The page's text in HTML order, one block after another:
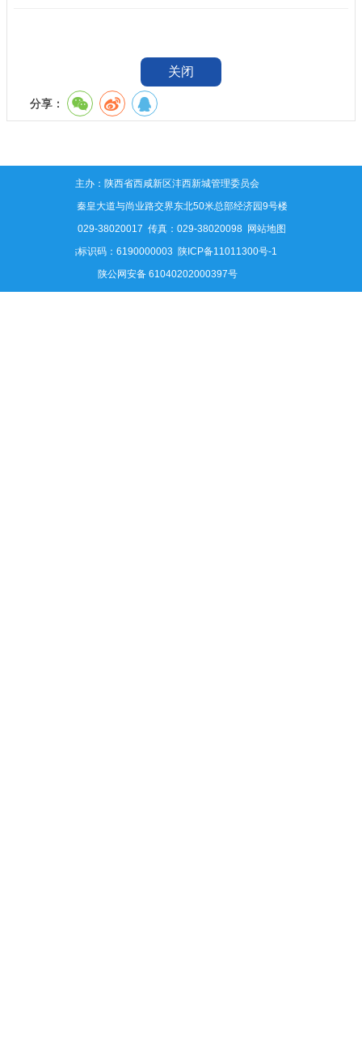
关闭
分享：
主办：陕西省西咸新区沣西新城管理委员会
地址：秦皇大道与尚业路交界东北50米总部经济园9号楼
电话：029-38020017 传真：029-38020098 网站地图
网站标识码：6190000003 陕ICP备11011300号-1
陕公网安备 61040202000397号